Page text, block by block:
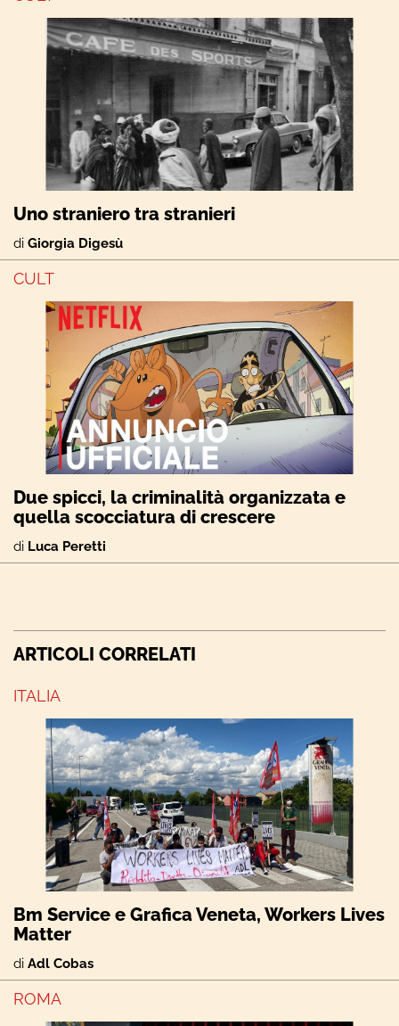
Uno straniero tra stranieri
di Giorgia Digesù
CULT
Due spicci, la criminalità organizzata e
quella scocciatura di crescere
di Luca Peretti
ARTICOLI CORRELATI
ITALIA
Bm Service e Grafica Veneta, Workers Lives
Matter
di Adl Cobas
ROMA